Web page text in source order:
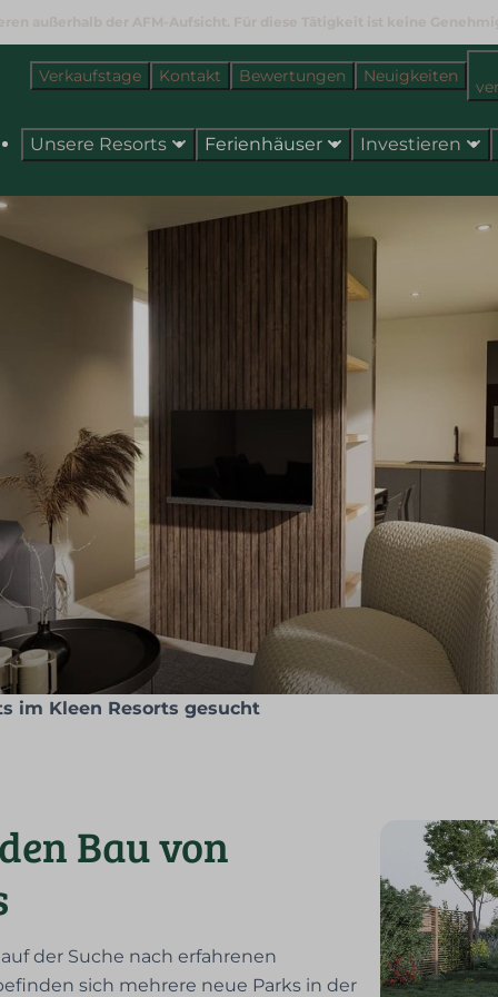
Verkaufstage Kontakt Bewertungen Neuigkeiten
Unsere Resorts Ferienhäuser Investieren
im Kleen Resorts gesucht
Bau von
der Suche nach erfahrenen
sich mehrere neue Parks in der